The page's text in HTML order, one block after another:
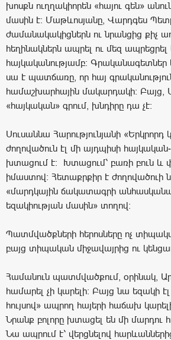
խոսքն ուղղակիորեն «հայու գեն»
մասին է։ Մաթևոսյանը, Վարդգես
ժամանակակիցներն ու նրանցից քիչ
հեղինակներն ապրել ու մեզ ապրեցրել
հայկականությամբ։ Գրականագետներ
սա է պատճառը, որ հայ
համաշխարհային մակարդակի։ Բայց,
«հայկական» գրում, խնդիրը դա չէ։
Սուսաննա Հարությունյանի «Երկրորդ
ժողովածուն էլ մի այդպիսի
խտացում է։ Խտացում՝ բառի բուն
իմաստով։ Հետաքրքիր է ժողովածուի
«մարդկային ճակատագրի
եզակիության մասին» տողով։
Պատմվածքների հերոսները ոչ
բայց տիպական միջավայրից ու
Համանուն պատմվածքում, օրինակ,
համարել չի կարելի։ Բայց նա եզակի
հույսով» ապրող հայերի հաճախ
Նրանք բոլորը խտացել են մի մարդու
Նա ապրում է՝ վերցնելով